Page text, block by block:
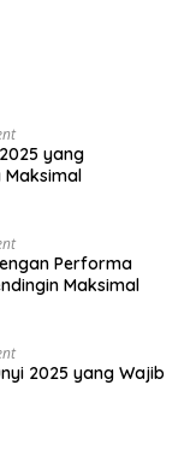
yang
Performa
Maksimal
2025 yang Wajib